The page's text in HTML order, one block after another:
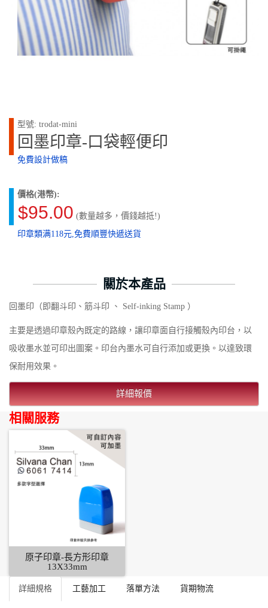
型號: trodat-mini
回墨印章-口袋輕便印
免費設計做稿
價格(港幣):
$95.00 (數量越多，價錢越抵!)
印章類满118元,免費順豐快遞送貨
關於本產品
回墨印（即翻斗印、筋斗印 、 Self-inking Stamp ）
主要是透過印章殼內既定的路線，讓印章面自行接觸殼內印台，以
吸收墨水並可印出圖案。印台內墨水可自行添加或更換。以達致環
保耐用效果。
詳細報價
相關服務
原子印章-長方形印章
13X33mm
詳細規格 工藝加工 落單方法 貨期物流